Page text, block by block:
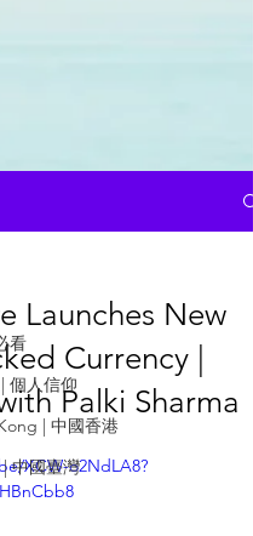
看
個人信仰
| 中國香港
| 中國臺灣
Launches New
Currency |
Palki Sharma
XCW-o2NdLA8?